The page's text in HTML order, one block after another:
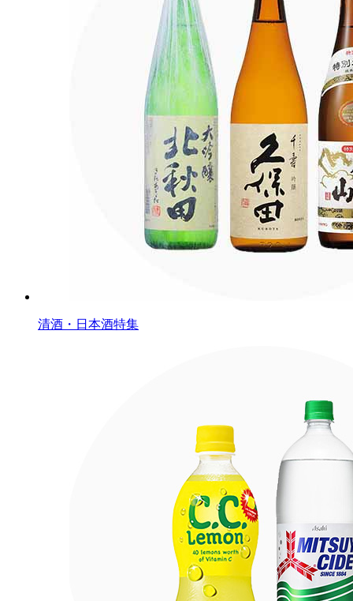
清酒・日本酒特集